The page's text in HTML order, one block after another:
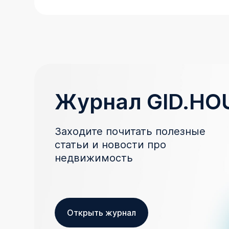
Журнал
Заходите почитать полезные
статьи и новости про
недвижимость
Открыть журнал